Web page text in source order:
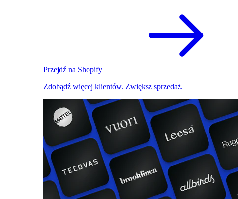
Przejdź na Shopify
Zdobądź więcej klientów. Zwiększ sprzedaż.